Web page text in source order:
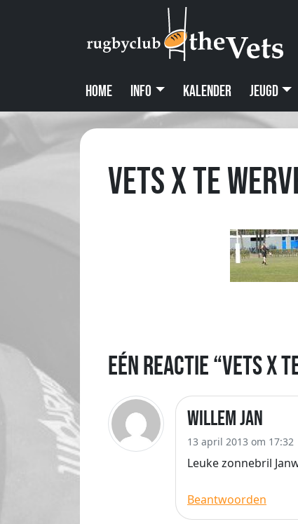
Home Info Kalender Jeugd
Vets X Te
Eén reactie “Vets X
Willem Jan
13 april 2013 om 17:32
Leuke zonnebril
Beantwoorden